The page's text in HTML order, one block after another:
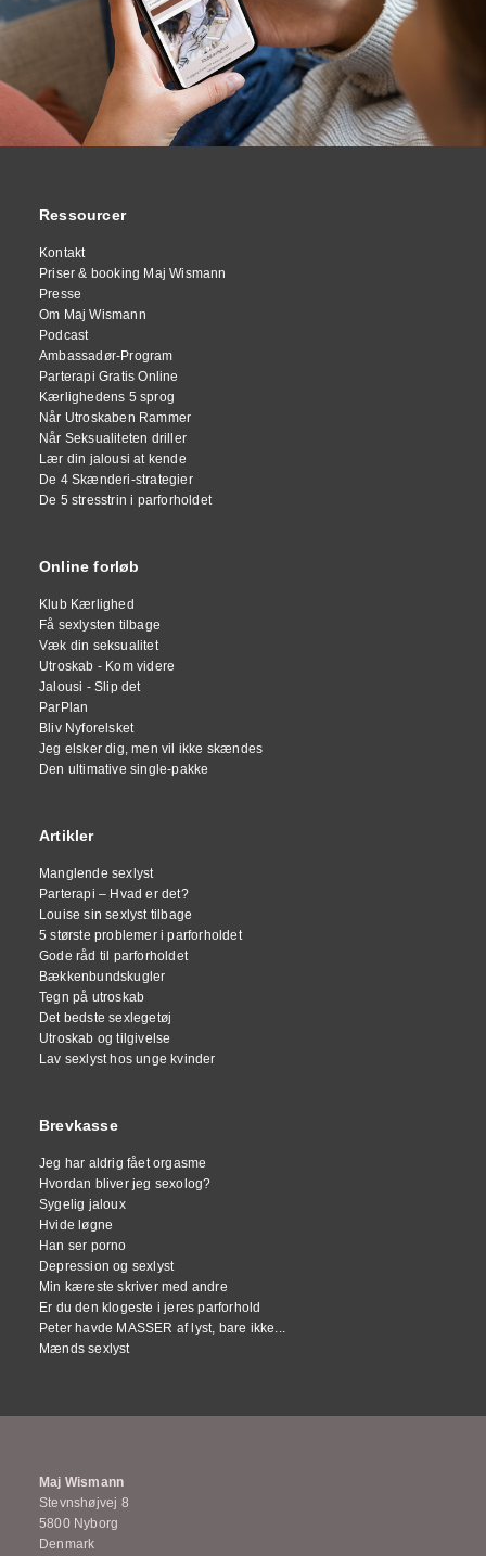
Ressourcer
Kontakt
Priser & booking Maj Wismann
Presse
Om Maj Wismann
Podcast
Ambassadør-Program
Parterapi Gratis Online
Kærlighedens 5 sprog
Når Utroskaben Rammer
Når Seksualiteten driller
Lær din jalousi at kende
De 4 Skænderi-strategier
De 5 stresstrin i parforholdet
Online forløb
Klub Kærlighed
Få sexlysten tilbage
Væk din seksualitet
Utroskab - Kom videre
Jalousi - Slip det
ParPlan
Bliv Nyforelsket
Jeg elsker dig, men vil ikke skændes
Den ultimative single-pakke
Artikler
Manglende sexlyst
Parterapi – Hvad er det?
Louise sin sexlyst tilbage
5 største problemer i parforholdet
Gode råd til parforholdet
Bækkenbundskugler
Tegn på utroskab
Det bedste sexlegetøj
Utroskab og tilgivelse
Lav sexlyst hos unge kvinder
Brevkasse
Jeg har aldrig fået orgasme
Hvordan bliver jeg sexolog?
Sygelig jaloux
Hvide løgne
Han ser porno
Depression og sexlyst
Min kæreste skriver med andre
Er du den klogeste i jeres parforhold
Peter havde MASSER af lyst, bare ikke...
Mænds sexlyst
Maj Wismann
Stevnshøjvej 8
5800 Nyborg
Denmark